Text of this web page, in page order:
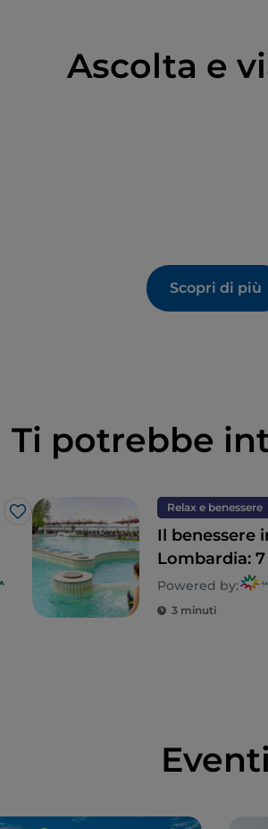
Ascolta e
Scopri di più
Ti potrebbe
Like
Relax e benessere
Il benessere
Lombardia:
per un
Powered by:
3 minuti
Eventi